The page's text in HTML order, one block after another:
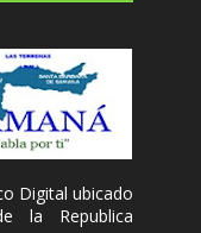
Digital ubicado
la Republica